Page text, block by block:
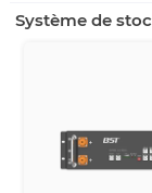
Système de